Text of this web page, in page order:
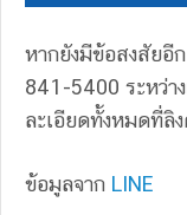
หากยังมีข้อสงสัยอี
841-5400 ระหว่า
ละเอียดทั้งหมดที่ลิ
ข้อมูลจาก LINE